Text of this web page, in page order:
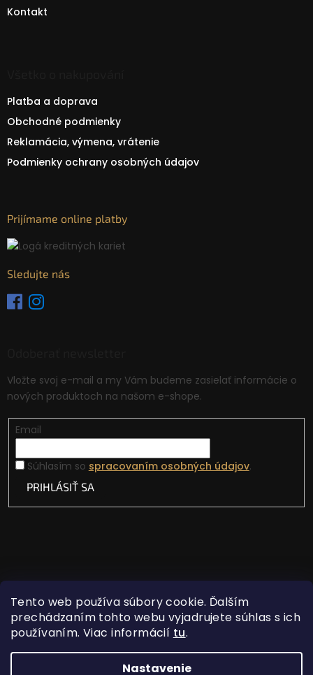
Tento web používa súbory cookie. Ďalším
prechádzaním tohto webu vyjadrujete súhlas s ich
používaním. Viac informácií tu.
Nastavenie
Kontakt
Platba a doprava
Obchodné podmienky
Reklamácia, výmena, vrátenie
Podmienky ochrany osobných údajov
Prijímame online platby
Sledujte nás
Vložte svoj e-mail a my Vám budeme zasielať informácie o
nových produktoch na našom e-shope.
Email
Súhlasím so spracovaním osobných údajov.
PRIHLÁSIŤ SA
Vytvoril Shoptet